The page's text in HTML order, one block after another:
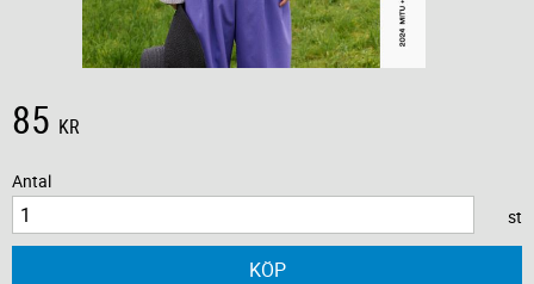
85 KR
Antal
st
KÖP